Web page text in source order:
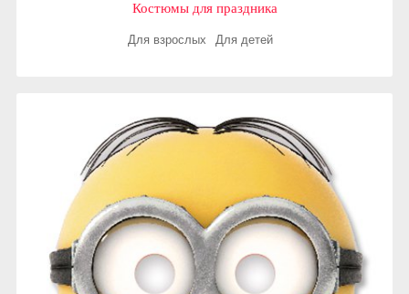
Костюмы для праздника
Для взрослых Для детей